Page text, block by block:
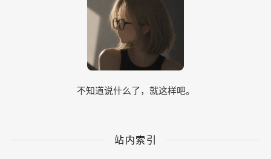
不知道说什么了，就这样吧。
站内索引